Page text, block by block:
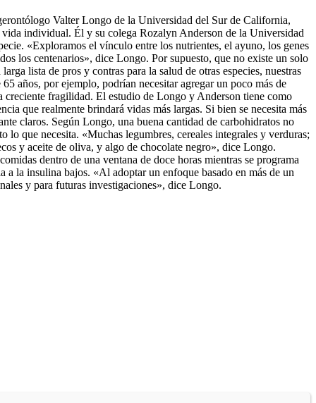
Valter Longo de la Universidad del Sur de California,
individual. Él y su colega Rozalyn Anderson de la Universidad
«Exploramos el vínculo entre los nutrientes, el ayuno, los genes
los centenarios», dice Longo. Por supuesto, que no existe un solo
lista de pros y contras para la salud de otras especies, nuestras
años, por ejemplo, podrían necesitar agregar un poco más de
creciente fragilidad. El estudio de Longo y Anderson tiene como
que realmente brindará vidas más largas. Si bien se necesita más
claros. Según Longo, una buena cantidad de carbohidratos no
lo que necesita. «Muchas legumbres, cereales integrales y verduras;
y aceite de oliva, y algo de chocolate negro», dice Longo.
dentro de una ventana de doce horas mientras se programa
a la insulina bajos. «Al adoptar un enfoque basado en más de un
y para futuras investigaciones», dice Longo.